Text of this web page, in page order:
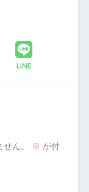
LINE
ん。 ※ が付